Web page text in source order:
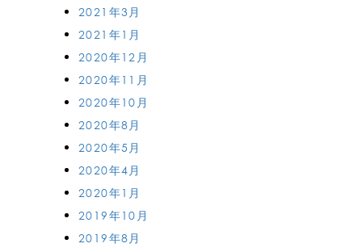
2021年3月
2021年1月
2020年12月
2020年11月
2020年10月
2020年8月
2020年5月
2020年4月
2020年1月
2019年10月
2019年8月